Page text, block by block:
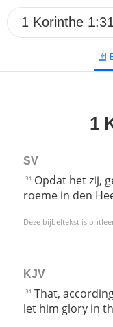
1
SV
31 Opdat het zij,
roeme in den
Deze bijbeltekst is
KJV
31 That,
let him glory in